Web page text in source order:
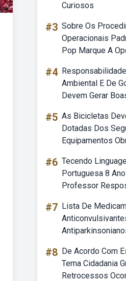
Curiosos
#3 Sobre Os
Operacionais
Pop Marque A
#4
Ambiental E De
Devem Gerar
#5 As Bicicletas
Dotadas Dos
Equipamentos
#6 Tecendo
Portuguesa 8
Professor
#7 Lista De
#8 De Acordo Com
Tema Cidadania
Retrocessos